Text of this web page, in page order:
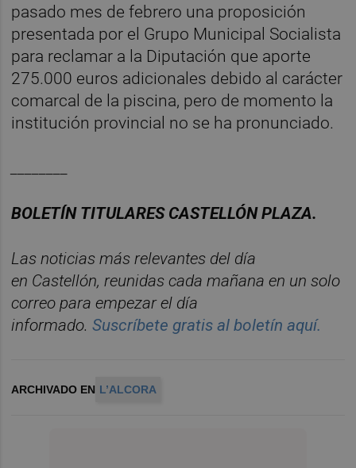
pasado mes de febrero una proposición
presentada por el Grupo Municipal Socialista
para reclamar a la Diputación que aporte
275.000 euros adicionales debido al carácter
comarcal de la piscina, pero de momento la
institución provincial no se ha pronunciado.
BOLETÍNTITULARES CASTELLÓNPLAZA.
Las noticias más relevantes del día
en Castellón, reunidas cada mañana en un solo
correo para empezar el día
informado. Suscríbete gratis alboletín aquí.
ARCHIVADO EN L’ALCORA